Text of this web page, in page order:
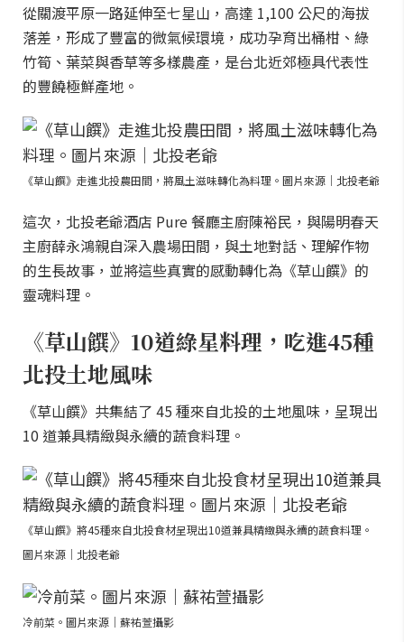
從關渡平原一路延伸至七星山，高達 1,100 公尺的海拔
落差，形成了豐富的微氣候環境，成功孕育出桶柑、綠
竹筍、葉菜與香草等多樣農產，是台北近郊極具代表性
的豐饒極鮮產地。
《草山饌》走進北投農田間，將風土滋味轉化為料理。圖片來源｜北投老爺
這次，北投老爺酒店 Pure 餐廳主廚陳裕民，與陽明春天
主廚薛永鴻親自深入農場田間，與土地對話、理解作物
的生長故事，並將這些真實的感動轉化為《草山饌》的
靈魂料理。
《草山饌》10道綠星料理，吃進45種
北投土地風味
《草山饌》共集結了 45 種來自北投的土地風味，呈現出
10 道兼具精緻與永續的蔬食料理。
《草山饌》將45種來自北投食材呈現出10道兼具精緻與永續的蔬食料理。
圖片來源｜北投老爺
冷前菜。圖片來源｜蘇祐萱攝影